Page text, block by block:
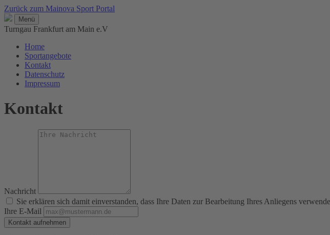
Zurück zum Mainova Sport Portal
Menü
Turngau Frankfurt am Main e.V
Home
Sportangebote
Kontakt
Datenschutz
Impressum
Kontakt
Nachricht
Sie erklären sich damit einverstanden, dass Ihre Daten zur Bearbeitung Ihres Anliegens
Ihre E-Mail
Kontakt aufnehmen